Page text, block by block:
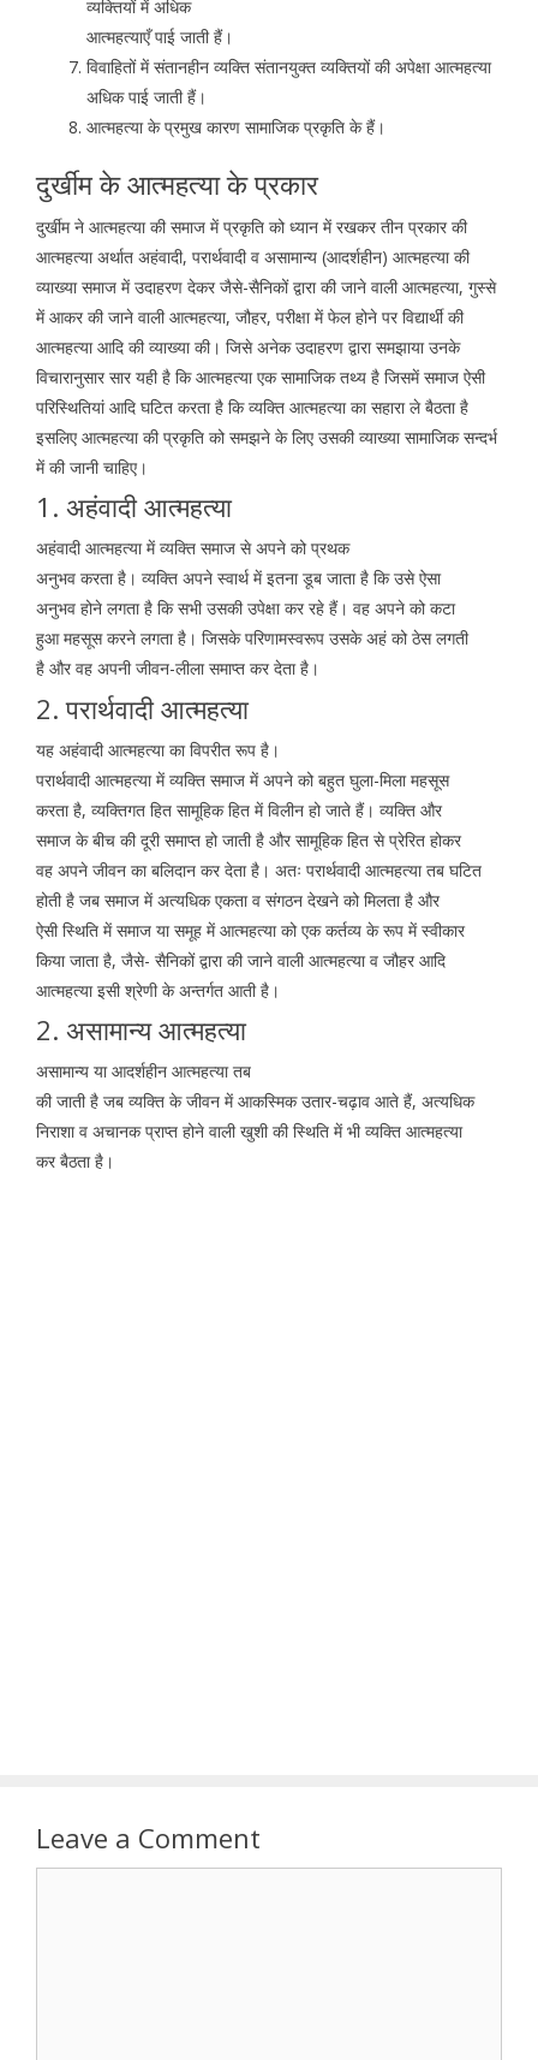
व्यक्तियों में अधिक
आत्महत्याएँ पाई जाती हैं।
विवाहितों में संतानहीन व्यक्ति संतानयुक्त व्यक्तियों की अपेक्षा आत्महत्या
अधिक पाई जाती हैं।
आत्महत्या के प्रमुख कारण सामाजिक प्रकृति के हैं।
दुर्खीम के आत्महत्या के प्रकार
दुर्खीम ने आत्महत्या की समाज में प्रकृति को ध्यान में रखकर तीन प्रकार की
आत्महत्या अर्थात अहंवादी, परार्थवादी व असामान्य (आदर्शहीन) आत्महत्या की
व्याख्या समाज में उदाहरण देकर जैसे-सैनिकों द्वारा की जाने वाली आत्महत्या, गुस्से
में आकर की जाने वाली आत्महत्या, जौहर, परीक्षा में फेल होने पर विद्यार्थी की
आत्महत्या आदि की व्याख्या की। जिसे अनेक उदाहरण द्वारा समझाया उनके
विचारानुसार सार यही है कि आत्महत्या एक सामाजिक तथ्य है जिसमें समाज ऐसी
परिस्थितियां आदि घटित करता है कि व्यक्ति आत्महत्या का सहारा ले बैठता है
इसलिए आत्महत्या की प्रकृति को समझने के लिए उसकी व्याख्या सामाजिक सन्दर्भ
में की जानी चाहिए।
1. अहंवादी आत्महत्या
अहंवादी आत्महत्या में व्यक्ति समाज से अपने को प्रथक
अनुभव करता है। व्यक्ति अपने स्वार्थ में इतना डूब जाता है कि उसे ऐसा
अनुभव होने लगता है कि सभी उसकी उपेक्षा कर रहे हैं। वह अपने को कटा
हुआ महसूस करने लगता है। जिसके परिणामस्वरूप उसके अहं को ठेस लगती
है और वह अपनी जीवन-लीला समाप्त कर देता है।
2. परार्थवादी आत्महत्या
यह अहंवादी आत्महत्या का विपरीत रूप है।
परार्थवादी आत्महत्या में व्यक्ति समाज में अपने को बहुत घुला-मिला महसूस
करता है, व्यक्तिगत हित सामूहिक हित में विलीन हो जाते हैं। व्यक्ति और
समाज के बीच की दूरी समाप्त हो जाती है और सामूहिक हित से प्रेरित होकर
वह अपने जीवन का बलिदान कर देता है। अतः परार्थवादी आत्महत्या तब घटित
होती है जब समाज में अत्यधिक एकता व संगठन देखने को मिलता है और
ऐसी स्थिति में समाज या समूह में आत्महत्या को एक कर्तव्य के रूप में स्वीकार
किया जाता है, जैसे- सैनिकों द्वारा की जाने वाली आत्महत्या व जौहर आदि
आत्महत्या इसी श्रेणी के अन्तर्गत आती है।
2. असामान्य आत्महत्या
असामान्य या आदर्शहीन आत्महत्या तब
की जाती है जब व्यक्ति के जीवन में आकस्मिक उतार-चढ़ाव आते हैं, अत्यधिक
निराशा व अचानक प्राप्त होने वाली खुशी की स्थिति में भी व्यक्ति आत्महत्या
कर बैठता है।
Leave a Comment